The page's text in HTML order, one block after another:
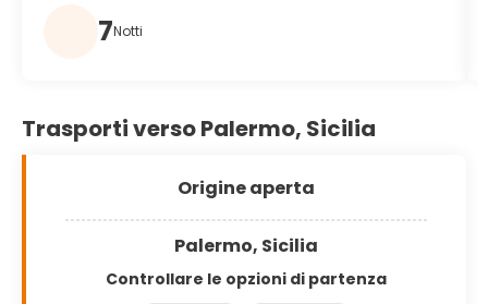
7Notti
Trasporti verso Palermo, Sicilia
Origine aperta
Palermo, Sicilia
Controllare le opzioni di partenza